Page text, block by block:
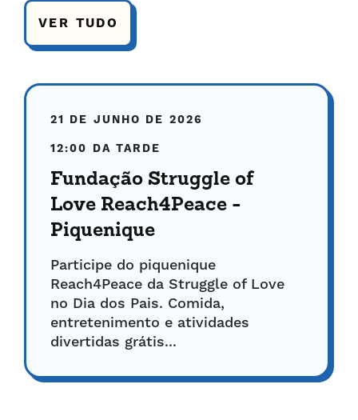
VER TUDO
21 DE JUNHO DE 2026
12:00 DA TARDE
Fundação Struggle of
Love Reach4Peace -
Piquenique
Participe do piquenique
Reach4Peace da Struggle of Love
no Dia dos Pais. Comida,
entretenimento e atividades
divertidas grátis...